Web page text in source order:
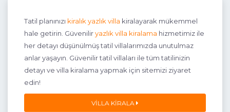
gibi önündeki engin denizleri seyrediyor. Tatilcilerin,
ülkemizdeki bir numaralı adresi olan; Ölüdeniz, Kabak
Koyu, Kelebekler Vadisi’nin yanı sıra birçok antik kent ve
doğa harikası yeryüzü oluşumlarını da ziyaret etmenize
olanak tanıyor. TatilVillam, Faralya kiralık villa
alternatiflerini cezbedici bir seçenek haline getiriyor.
Faralya’ya, Fethiye’den kalkan dolmuşlarla ya da kendi
aracınızla gelecekseniz; en fazla yarım saat süren bir
Tatil planınızı kiralık yazlık villa kiralayarak mükemmel
hale getirin. Güveniliryazlık villa kiralama hizmetimiz ile
her detayı düşünülmüş tatil villalarımızda unutulmaz
anlar yaşayın. Güvenilir tatil villaları ile tüm tatilinizin
detayı ve villa kiralama yapmak için sitemizi ziyaret
edin!
VILLA KIRALA